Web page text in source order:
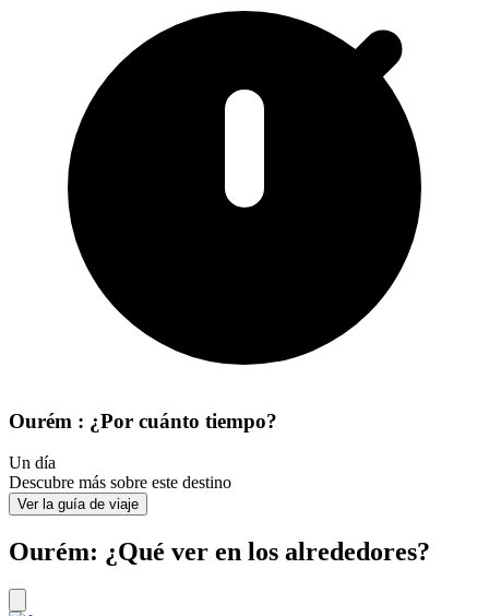
Ourém : ¿Por cuánto tiempo?
Un día
Descubre más sobre este destino
Ver la guía de viaje
Ourém: ¿Qué ver en los alrededores?